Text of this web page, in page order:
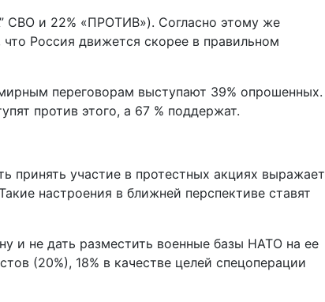
СВО и 22% «ПРОТИВ»). Согласно этому же
Россия движется скорее в правильном
переговорам выступают 39% опрошенных.
против этого, а 67 % поддержат.
принять участие в протестных акциях выражает
настроения в ближней перспективе ставят
и не дать разместить военные базы НАТО на ее
(20%), 18% в качестве целей спецоперации